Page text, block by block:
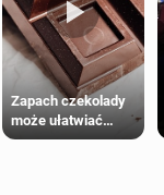
Zapach czekolady
może ułatwiać
trening siłowy